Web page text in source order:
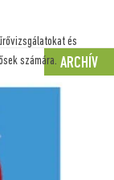
ARCHÍV
és
számára.